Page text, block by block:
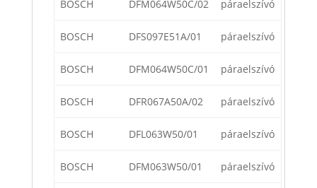
BOSCH DFM064W50C/02 páraelszívó
BOSCH DFS097E51A/01 páraelszívó
BOSCH DFM064W50C/01 páraelszívó
BOSCH DFR067A50A/02 páraelszívó
BOSCH DFL063W50/01 páraelszívó
BOSCH DFM063W50/01 páraelszívó